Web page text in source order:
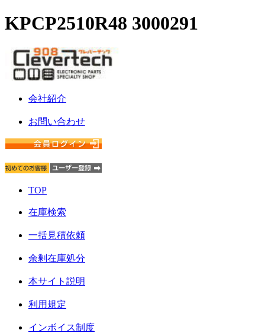
KPCP2510R48 3000291
会社紹介
お問い合わせ
TOP
在庫検索
一括見積依頼
余剰在庫処分
本サイト説明
利用規定
インボイス制度